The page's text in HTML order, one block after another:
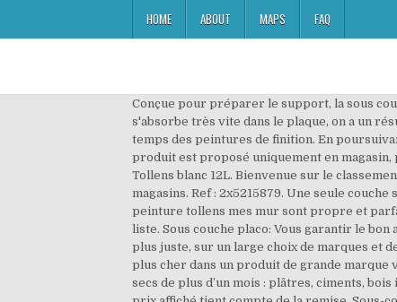
HOME ABOUT MAPS FAQ
Conçue pour préparer le support, la sous couche plafond ou mur assure une prise optimale et des finitions impeccables. Elle est difficile à appliquée car elle s'absorbe très vite dans le plaque, on a un résultat qui n'est pas homogène. Microporeuse et très pénétrante, elle renforce l’adhérence, l’opacité et la tenue dans le temps des peintures de finition. En poursuivant votre navigation sur le Site, vous consentez à lâutilisation de ces cookies. 89.90 € / Unité soit 8.99€ / Litre . Ce produit est proposé uniquement en magasin, pour plus de renseignements contactez le 09 74 75 01 74 (prix d'un appel local), Sous-couche plaques de plâtre Tollens blanc 12L. Bienvenue sur le classement des meilleurs sous couche plaque de platre de décembre 2020. Article disponible uniquement dans certains magasins. Ref : 2x5215879. Une seule couche suffit. SOUS COUCHE XPRO3 PLAQUE DE PLATRE 10L > Voir le produit > Voir le produit . j ai passe ensuite de la peinture tollens mes mur sont propre et parfait je recommande a tout ce produit et pas chere et couvre mieux que la sous couche chez les concurent. Ajouter à ma liste. Sous couche placo: Vous garantir le bon achat, on y travaille tous les jours.Retrouvez, chez Leroy Merlin notre sélection de 29 produits pas chers, au prix le plus juste, sur un large choix de marques et de références, disponibles en magasin ou livrés rapidement à votre domicile. Franchement cela ne vaut pas de mette plus cher dans un produit de grande marque vu la qualité de ce produit. Facilite l’accrochage des peintures de finition acryliques ou glycérophtaliques sur fonds secs de plus d’un mois : plâtres, ciments, bois intérieurs, brique, béton cellulaire…Isole les fonds douteux et anciens en masquant les taches grâce à son opacité. Le prix affiché tient compte de la remise. Sous-couche plaque de plâtre JULIEN, 10 l. Déposer le premier avis. Des produits pour toute la maison : salle de bains, cuisine, jardin, éclairage, électricité, plomberie… Retrait en magasin et livraison à domicile. le placo hydrofuge contrairement au idée reçu absorbe l'eau, c'est pour cela le kit d'étanchéité. 14 août 2017 - Découvrez tous nos produits Sous-couche sur LeroyMerlin.fr. Chez Leroy Merlin on nous conseille la sous-couche plaque de plâtre, et chez Casto la sous couche universelle qui sera plus blanche. Price compare for Sous couche Plaques de plâtre 10L and the best offers and deals in the supermarket and at Castorama. Ce produit peut parfaitement être utilisé comme enduit mural. Je me suis basé sur les deux précédents avis pour tester cette sous couche plaque de plâtre pour ma maison neuve et je dois dire que je ne regrette pas une seule seconde, je confirme cette sous couche premier prix est excellente! J'ai acheté ce produit en fonction de ses recommandations. Sous couche plaque de platre : la sélection